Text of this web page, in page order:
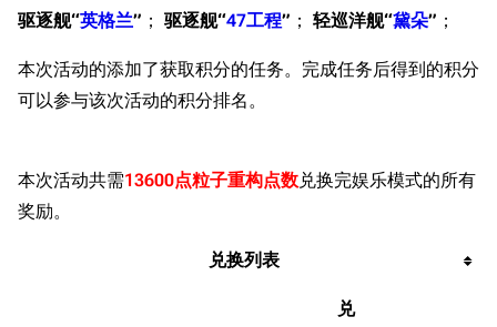
驱逐舰“英格兰” ； 驱逐舰“47工程” ； 轻巡洋舰“黛朵” ；
本次活动的添加了获取积分的任务。完成任务后得到的积分
可以参与该次活动的积分排名。
本次活动共需13600点粒子重构点数兑换完娱乐模式的所有
奖励。
兑换列表
兑